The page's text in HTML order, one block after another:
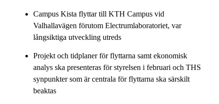
Campus Kista flyttar till KTH Campus vid
Valhallavägen förutom Electrumlaboratoriet, var
långsiktiga utveckling utreds
Projekt och tidplaner för flyttarna samt ekonomisk
analys ska presenteras för styrelsen i februari och THS
synpunkter som är centrala för flyttarna ska särskilt
beaktas